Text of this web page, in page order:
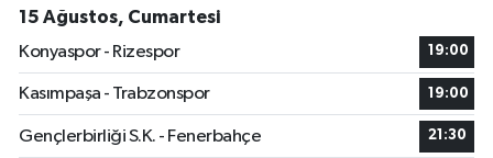
15 Ağustos, Cumartesi
Konyaspor - Rizespor
19:00
Kasımpaşa - Trabzonspor 19:00
Gençlerbirliği S.K. - Fenerbahçe 21:30